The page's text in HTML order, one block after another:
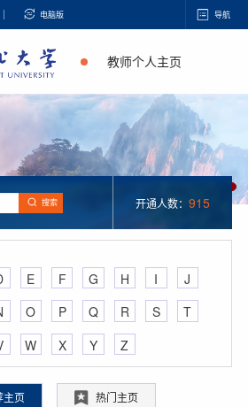
电脑版 导航
教师个人主页
搜索 开通人数： 915
E F G H I
J
O P Q R S
T
W X Y Z
主页 热门主页